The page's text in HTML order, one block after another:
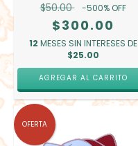
$50.00 -500% OFF
$300.00
12 MESES SIN INTERESES DE
$25.00
AGREGAR AL CARRITO
OFERTA